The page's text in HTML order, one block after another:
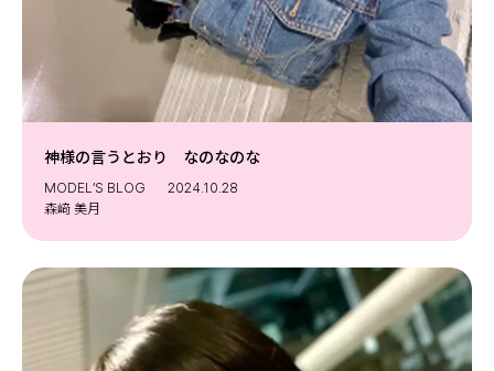
ゲッターズ飯田
MISS SEVENTEEN
ミスセブンティーンニュース
MAGAZINE
バックナンバー
INFORMATION
Seventeenについて
Follow us
ST member
神様の言うとおり なのなのな
MODEL’S BLOG
2024.10.28
森﨑 美月